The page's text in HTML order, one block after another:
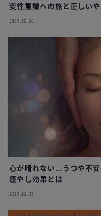
変性意識への旅と正しい
2025.12.03
心が晴れない…うつや不
癒やし効果とは
2025.12.03